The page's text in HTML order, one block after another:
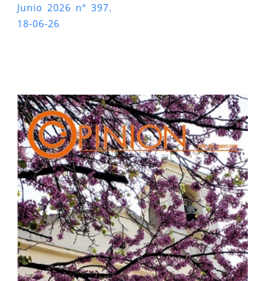
Junio 2026 nº 397.
18-06-26